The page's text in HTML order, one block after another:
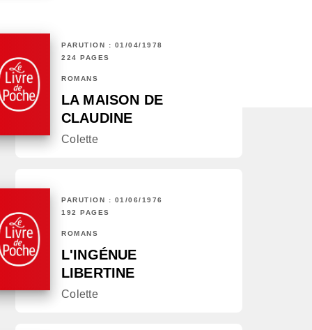
PARUTION : 01/04/1978
224 PAGES
ROMANS
LA MAISON DE
CLAUDINE
Colette
PARUTION : 01/06/1976
192 PAGES
ROMANS
L'INGÉNUE
LIBERTINE
Colette